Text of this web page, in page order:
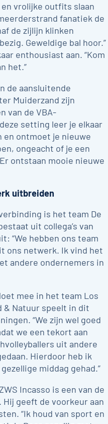
vrolijke outfits slaan
fanatiek de
de zijlijn klinken
Geweldige bal hoor.”
enthousiast aan. “Kom
het.”
de aansluitende
Muiderzand zijn
van de VBA-
setting leer je elkaar
en ontmoet je nieuwe
ongeacht of je een
ontstaan mooie nieuwe
uitbreiden
is het team De
uit collega’s van
“We hebben ons team
ons netwerk. Ik vind het
andere ondernemers in
mee in het team Los
& Natuur speelt in dit
“We zijn wel goed
we een tekort aan
uit andere
Hierdoor heb ik
middag gehad.”
Incasso is een van de
geeft de voorkeur aan
“Ik houd van sport en